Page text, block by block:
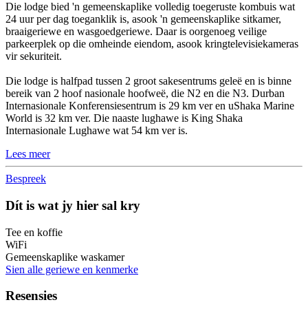
Die lodge bied 'n gemeenskaplike volledig toegeruste kombuis wat
24 uur per dag toeganklik is, asook 'n gemeenskaplike sitkamer,
braaigeriewe en wasgoedgeriewe. Daar is oorgenoeg veilige
parkeerplek op die omheinde eiendom, asook kringtelevisiekameras
vir sekuriteit.
Die lodge is halfpad tussen 2 groot sakesentrums geleë en is binne
bereik van 2 hoof nasionale hoofweë, die N2 en die N3. Durban
Internasionale Konferensiesentrum is 29 km ver en uShaka Marine
World is 32 km ver. Die naaste lughawe is King Shaka
Internasionale Lughawe wat 54 km ver is.
Lees meer
Bespreek
Dít is wat jy hier sal kry
Tee en koffie
WiFi
Gemeenskaplike waskamer
Sien alle geriewe en kenmerke
Resensies